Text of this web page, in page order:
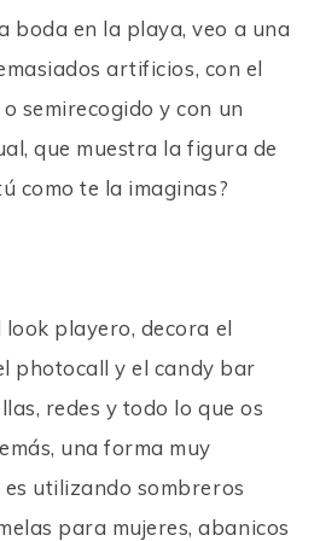
boda en la playa, veo a una
artificios, con el
semirecogido y con un
que muestra la figura de
como te la imaginas?
playero, decora el
photocall y el candy bar
redes y todo lo que os
una forma muy
utilizando sombreros
para mujeres, abanicos